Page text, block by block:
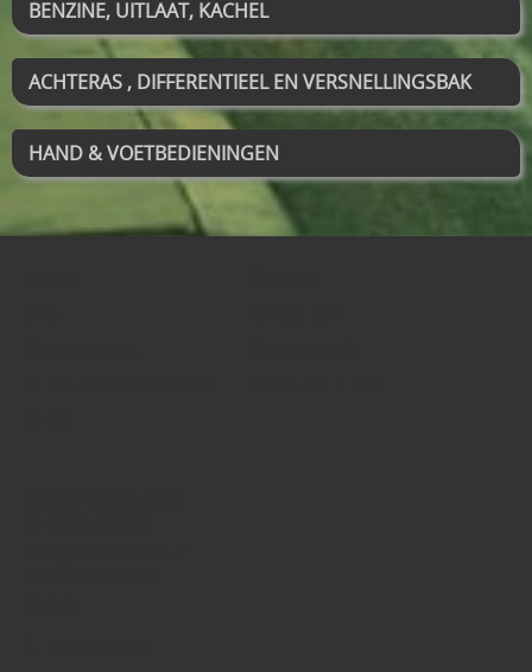
BENZINE, UITLAAT, KACHEL
ACHTERAS , DIFFERENTIEEL EN VERSNELLINGSBAK
HAND & VOETBEDIENINGEN